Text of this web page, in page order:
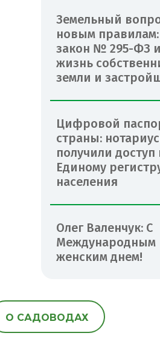
Земельный
новым правилам:
закон № 295-ФЗ
жизнь
земли и
Цифровой
страны:
получили доступ
Единому
населения
Олег Валенчук: С
Международным
женским днем!
О САДОВОДАХ